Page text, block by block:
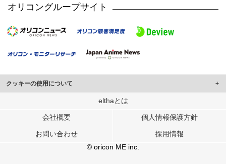
オリコングループサイト
クッキーの使用について
このサイトでは Cookie を使用して、ユーザーに合わせたコンテンツや広告の
行っています。
メディアや広告配信、データ解析の各パートナーに提供しています。
各パートナーは、この情報とユーザーが各パートナーに提供した他の情報や、
ユーザーが各パートナーのサービスを使用したときに収集した他の情報を組み
elthaとは
会社概要 個人情報保護方針
お問い合わせ
採用情報
© oricon ME inc.